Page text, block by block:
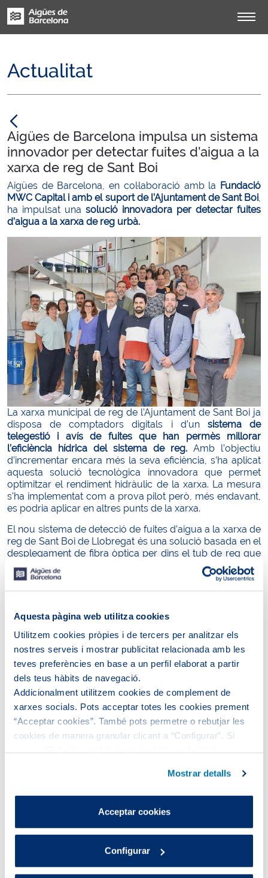
Aquesta pàgina web utilitza cookies
Utilitzem cookies pròpies i de tercers per analitzar els
nostres serveis i mostrar publicitat relacionada amb les
teves preferències en base a un perfil elaborat a partir
dels teus hàbits de navegació.
Addicionalment utilitzem cookies de complement de
xarxes socials. Pots acceptar totes les cookies prement
“Acceptar cookies”. També pots permetre o rebutjar les
cookies de manera granular clicant a “Configurar”. Si
que són indispensables perquè el lloc web funcioni i que,
per tant, no es poden desactivar.
Pots consultar més informació a la nostra
Mostrar detalls
Acceptar cookies
Configurar
Actualitat
Aigües de Barcelona impulsa un sistema
innovador per detectar fuites d’aigua a la
xarxa de reg de Sant Boi
Aigües de Barcelona, en col·laboració amb la Fundació
MWC Capital i amb el suport de l’Ajuntament de Sant Boi,
ha impulsat una solució innovadora per detectar fuites
d’aigua a la xarxa de reg urbà.
La xarxa municipal de reg de l’Ajuntament de Sant Boi ja
disposa de comptadors digitals i d’un sistema de
telegestió i avís de fuites que han permès millorar
l’eficiència hídrica del sistema de reg. Amb l’objectiu
d’incrementar encara més la seva eficiència, s’ha aplicat
aquesta solució tecnològica innovadora que permet
optimitzar el rendiment hidràulic de la xarxa. La mesura
s'ha implementat com a prova pilot però, més endavant,
es podria aplicar en altres punts de la xarxa.
El nou sistema de detecció de fuites d’aigua a la xarxa de
reg de Sant Boi de Llobregat és una solució basada en el
desplegament de fibra òptica per dins el tub de reg que
ha desenvolupat
Fibsen, la start-up guanyadora del
repte plantejat pel Laboratori d’Innovació Oberta de
l’Aigua, liderat conjuntament entre Aigües de Barcelona i
de Sant Boi.
iniciativa orientada a multiplicar l’impacte de la tecnologia
i la innovació a través de la col·laboració publicoprivada i
laboratoris d’innovació en l’àmbit de l’aigua per
la sostenibilitat dels recursos hídrics.